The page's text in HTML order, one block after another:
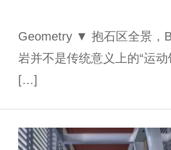
Geometry ▼ 抱石区全景，
岩并不是传统意义上的“运
[…]